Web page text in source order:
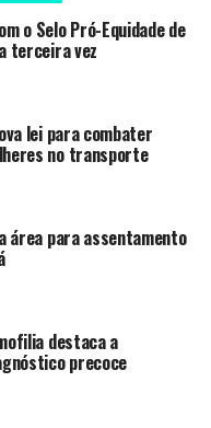
área para
no
de
a misoginia
na garantia de
o Selo Pró-Equidade de
terceira vez
lei para combater
no transporte
área para assentamento
destaca a
precoce